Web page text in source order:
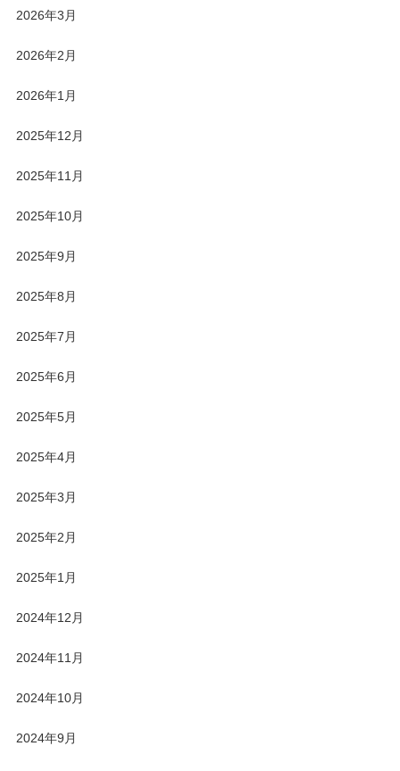
2026年3月
2026年2月
2026年1月
2025年12月
2025年11月
2025年10月
2025年9月
2025年8月
2025年7月
2025年6月
2025年5月
2025年4月
2025年3月
2025年2月
2025年1月
2024年12月
2024年11月
2024年10月
2024年9月